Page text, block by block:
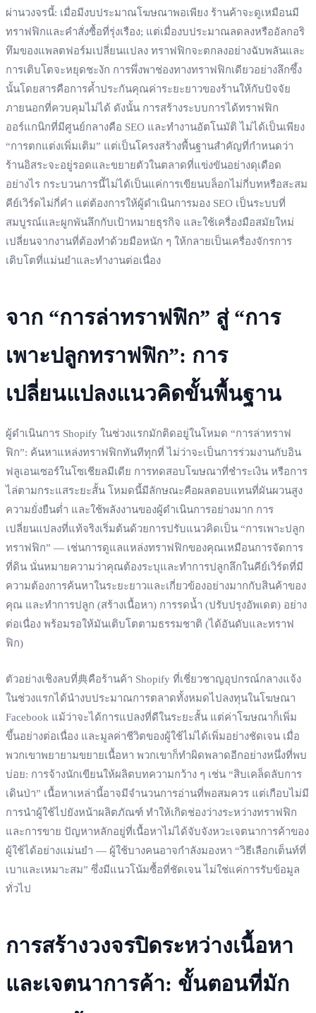
ผ่านวงจรนี้: เมื่อมีงบประมาณโฆษณาพอเพียง ร้านค้าจะดูเหมือนมี
ทราฟฟิกและคำสั่งซื้อที่รุ่งเรือง; แต่เมื่องบประมาณลดลงหรืออัลกอริ
ทึมของแพลตฟอร์มเปลี่ยนแปลง ทราฟฟิกจะตกลงอย่างฉับพลันและ
การเติบโตจะหยุดชะงัก การพึ่งพาช่องทางทราฟฟิกเดียวอย่างลึกซึ้ง
นั้นโดยสารคือการค้ำประกันคุณค่าระยะยาวของร้านให้กับปัจจัย
ภายนอกที่ควบคุมไม่ได้ ดังนั้น การสร้างระบบการได้ทราฟฟิก
ออร์แกนิกที่มีศูนย์กลางคือ SEO และทำงานอัตโนมัติ ไม่ได้เป็นเพียง
“การตกแต่งเพิ่มเติม” แต่เป็นโครงสร้างพื้นฐานสำคัญที่กำหนดว่า
ร้านอิสระจะอยู่รอดและขยายตัวในตลาดที่แข่งขันอย่างดุเดือด
อย่างไร กระบวนการนี้ไม่ได้เป็นแค่การเขียนบล็อกไม่กี่บทหรือสะสม
คีย์เวิร์ดไม่กี่คำ แต่ต้องการให้ผู้ดำเนินการมอง SEO เป็นระบบที่
สมบูรณ์และผูกพันลึกกับเป้าหมายธุรกิจ และใช้เครื่องมือสมัยใหม่
เปลี่ยนจากงานที่ต้องทำด้วยมือหนัก ๆ ให้กลายเป็นเครื่องจักรการ
เติบโตที่แม่นยำและทำงานต่อเนื่อง
จาก “การล่าทราฟฟิก” สู่ “การ
เพาะปลูกทราฟฟิก”: การ
เปลี่ยนแปลงแนวคิดขั้นพื้นฐาน
ผู้ดำเนินการ Shopify ในช่วงแรกมักติดอยู่ในโหมด “การล่าทราฟ
ฟิก”: ค้นหาแหล่งทราฟฟิกทันทีทุกที่ ไม่ว่าจะเป็นการร่วมงานกับอิน
ฟลูเอนเซอร์ในโซเชียลมีเดีย การทดสอบโฆษณาที่ชำระเงิน หรือการ
ไล่ตามกระแสระยะสั้น โหมดนี้มีลักษณะคือผลตอบแทนที่ผันผวนสูง
ความยั่งยืนต่ำ และใช้พลังงานของผู้ดำเนินการอย่างมาก การ
เปลี่ยนแปลงที่แท้จริงเริ่มต้นด้วยการปรับแนวคิดเป็น “การเพาะปลูก
ทราฟฟิก” — เช่นการดูแลแหล่งทราฟฟิกของคุณเหมือนการจัดการ
ที่ดิน นั่นหมายความว่าคุณต้องระบุและทำการปลูกลึกในคีย์เวิร์ดที่มี
ความต้องการค้นหาในระยะยาวและเกี่ยวข้องอย่างมากกับสินค้าของ
คุณ และทำการปลูก (สร้างเนื้อหา) การรดน้ำ (ปรับปรุงอัพเดต) อย่าง
ต่อเนื่อง พร้อมรอให้มันเติบโตตามธรรมชาติ (ได้อันดับและทราฟ
ฟิก)
ตัวอย่างเชิงลบที่典คือร้านค้า Shopify ที่เชี่ยวชาญอุปกรณ์กลางแจ้ง
ในช่วงแรกได้นำงบประมาณการตลาดทั้งหมดไปลงทุนในโฆษณา
Facebook แม้ว่าจะได้การแปลงที่ดีในระยะสั้น แต่ค่าโฆษณาก็เพิ่ม
ขึ้นอย่างต่อเนื่อง และมูลค่าชีวิตของผู้ใช้ไม่ได้เพิ่มอย่างชัดเจน เมื่อ
พวกเขาพยายามขยายเนื้อหา พวกเขาก็ทำผิดพลาดอีกอย่างหนึ่งที่พบ
บ่อย: การจ้างนักเขียนให้ผลิตบทความกว้าง ๆ เช่น “สิบเคล็ดลับการ
เดินป่า” เนื้อหาเหล่านี้อาจมีจำนวนการอ่านที่พอสมควร แต่เกือบไม่มี
การนำผู้ใช้ไปยังหน้าผลิตภัณฑ์ ทำให้เกิดช่องว่างระหว่างทราฟฟิก
และการขาย ปัญหาหลักอยู่ที่เนื้อหาไม่ได้จับจังหวะเจตนาการค้าของ
ผู้ใช้ได้อย่างแม่นยำ — ผู้ใช้บางคนอาจกำลังมองหา “วิธีเลือกเต็นท์ที่
เบาและเหมาะสม” ซึ่งมีแนวโน้มซื้อที่ชัดเจน ไม่ใช่แค่การรับข้อมูล
ทั่วไป
การสร้างวงจรปิดระหว่างเนื้อหา
และเจตนาการค้า: ขั้นตอนที่มัก